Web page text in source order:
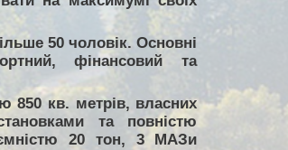
50 чоловік. Основні
фінансовий та
850 кв. метрів, власних
та повністю
20 тон, 3 МАЗи